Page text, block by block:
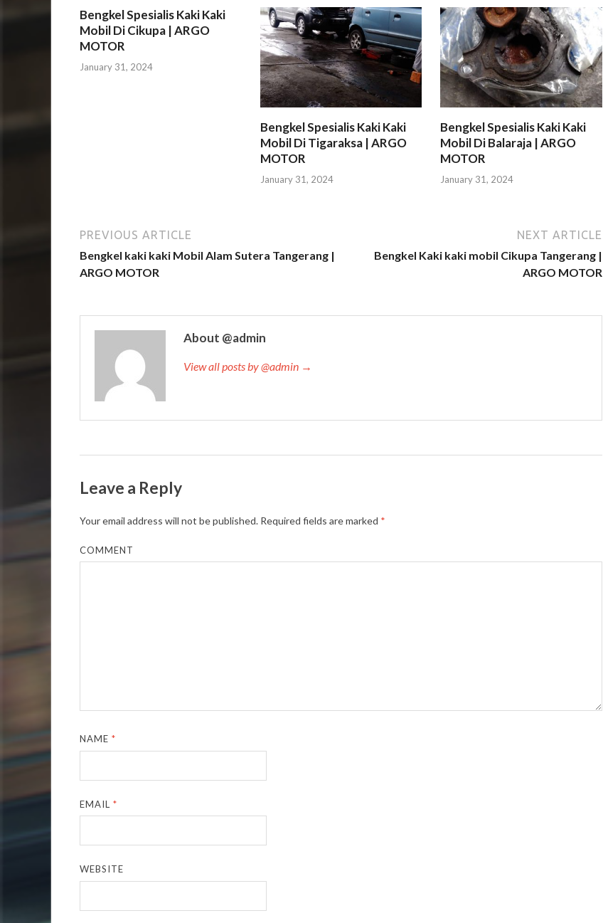
Bengkel Spesialis Kaki Kaki
Mobil Di Cikupa | ARGO
MOTOR
January 31, 2024
Bengkel Spesialis Kaki Kaki
Mobil Di Tigaraksa | ARGO
MOTOR
January 31, 2024
Bengkel Spesialis Kaki Kaki
Mobil Di Balaraja | ARGO
MOTOR
January 31, 2024
PREVIOUS ARTICLE
Bengkel kaki kaki Mobil Alam Sutera Tangerang |
ARGO MOTOR
NEXT ARTICLE
Bengkel Kaki kaki mobil Cikupa Tangerang |
ARGO MOTOR
About @admin
View all posts by @admin →
Leave a Reply
Your email address will not be published. Required fields are marked *
COMMENT
NAME*
EMAIL*
WEBSITE